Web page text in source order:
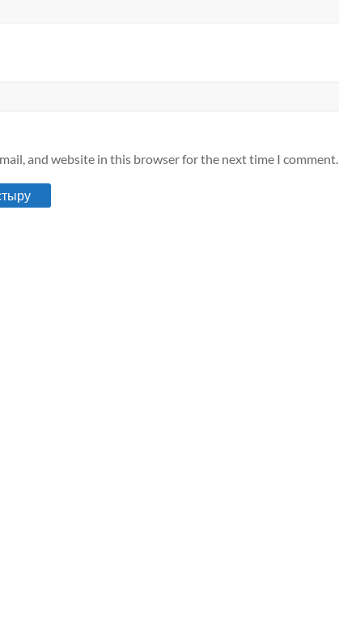
and website in this browser for the next time I comment.